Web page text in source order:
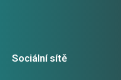
Sociální sítě